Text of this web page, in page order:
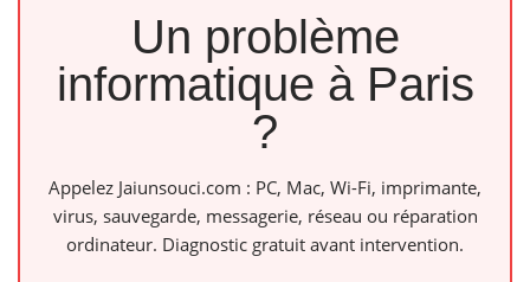
Un problème
informatique à Paris
?
Appelez Jaiunsouci.com : PC, Mac, Wi-Fi, imprimante,
virus, sauvegarde, messagerie, réseau ou réparation
ordinateur. Diagnostic gratuit avant intervention.